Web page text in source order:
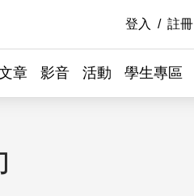
登入 註冊
章 影音 活動 學生專區